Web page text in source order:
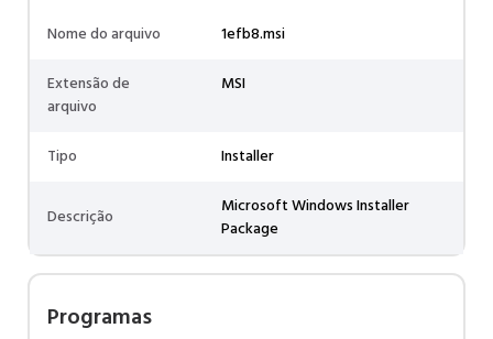
Nome do arquivo
1efb8.msi
Extensão de
arquivo
MSI
Tipo Installer
Descrição
Microsoft Windows Installer
Package
Programas